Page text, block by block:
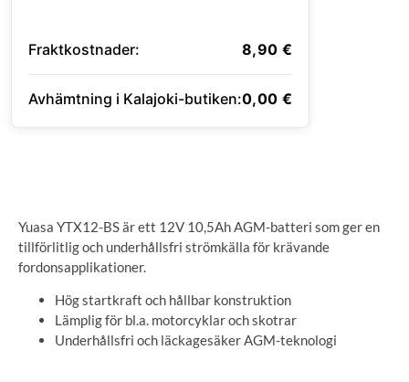
Fraktkostnader: 8,90 €
Avhämtning i Kalajoki-butiken:0,00 €
Yuasa YTX12-BS är ett 12V 10,5Ah AGM-batteri som ger en
tillförlitlig och underhållsfri strömkälla för krävande
fordonsapplikationer.
Hög startkraft och hållbar konstruktion
Lämplig för bl.a. motorcyklar och skotrar
Underhållsfri och läckagesäker AGM-teknologi